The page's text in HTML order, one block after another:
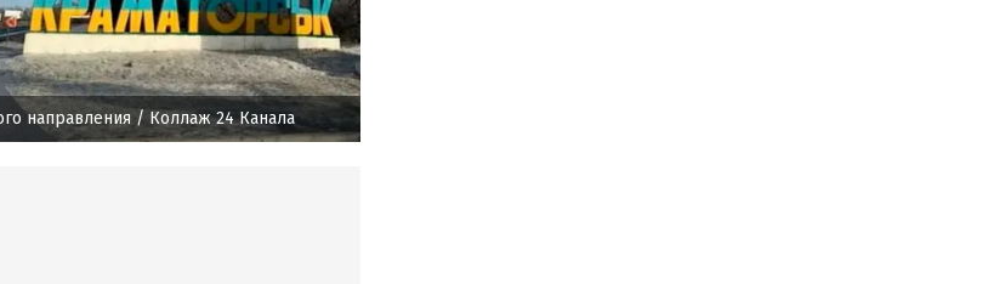
направления / Коллаж 24 Канала